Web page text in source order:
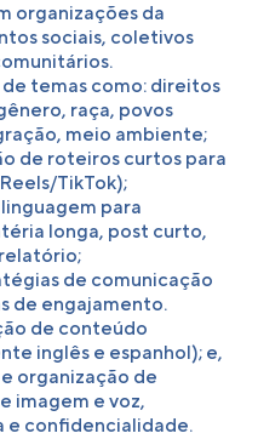
organizações da
sociais, coletivos
temas como: direitos
raça, povos
meio ambiente;
de roteiros curtos para
TikTok);
para
longa, post curto,
de comunicação
de engajamento.
de conteúdo
inglês e espanhol); e,
organização de
imagem e voz,
e confidencialidade.